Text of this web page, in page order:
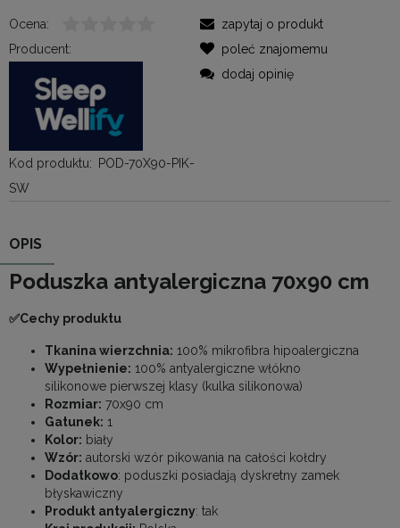
Ocena:
Producent:
Kod produktu:
POD-70X90-PIK-
SW
zapytaj o produkt
poleć znajomemu
dodaj opinię
OPIS
Poduszka antyalergiczna 70x90 cm
✅Cechy produktu
Tkanina wierzchnia: 100% mikrofibra hipoalergiczna
Wypełnienie: 100% antyalergiczne włókno
silikonowe pierwszej klasy (kulka silikonowa)
Rozmiar: 70x90 cm
Gatunek: 1
Kolor: biały
Wzór: autorski wzór pikowania na całości kołdry
Dodatkowo: poduszki posiadają dyskretny zamek
błyskawiczny
Produkt antyalergiczny: tak